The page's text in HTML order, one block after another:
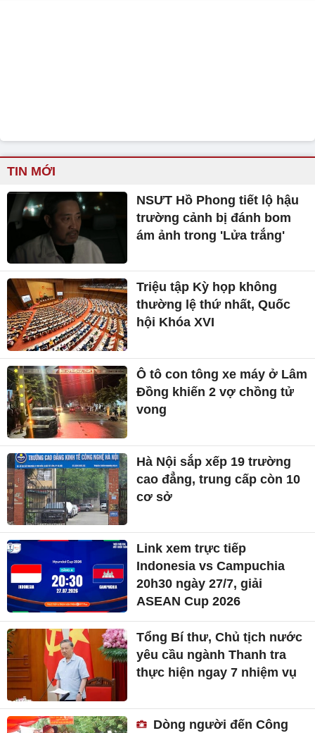
TIN MỚI
NSƯT Hồ Phong tiết lộ hậu
trường cảnh bị đánh bom
ám ảnh trong 'Lửa trắng'
Triệu tập Kỳ họp không
thường lệ thứ nhất, Quốc
hội Khóa XVI
Ô tô con tông xe máy ở Lâm
Đồng khiến 2 vợ chồng tử
vong
Hà Nội sắp xếp 19 trường
cao đẳng, trung cấp còn 10
cơ sở
Link xem trực tiếp
Indonesia vs Campuchia
20h30 ngày 27/7, giải
ASEAN Cup 2026
Tổng Bí thư, Chủ tịch nước
yêu cầu ngành Thanh tra
thực hiện ngay 7 nhiệm vụ
Dòng người đến Công